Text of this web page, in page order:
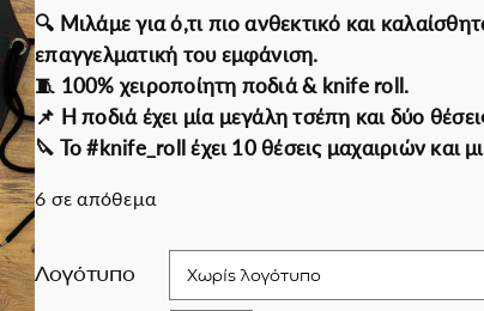
Εκπτωτικές για
i
n
a
l
p
i
χ
ο
υ
σ
α
ε
🔍 Μιλάμε για ό,τι πιο ανθεκτικό και
επαγγελματική του εμφάνιση.
🧵 100% χειροποίητη ποδιά & knife roll.
📌 Η ποδιά έχει μία μεγάλη τσέπη και δύο
🔪 Το #knife_roll έχει 10 θέσεις μαχαιριών και
6 σε απόθεμα
Λογότυπο